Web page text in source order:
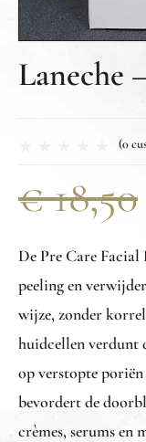
Laneche
(0
€18,50
De Pre Care Facial
peeling en
wijze, zonder
huidcellen verdunt
op verstopte
bevordert de
crèmes, serums en